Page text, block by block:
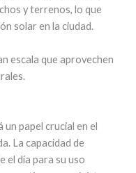
y terrenos, lo que
solar en la ciudad.
escala que aprovechen
un papel crucial en el
La capacidad de
el día para su uso